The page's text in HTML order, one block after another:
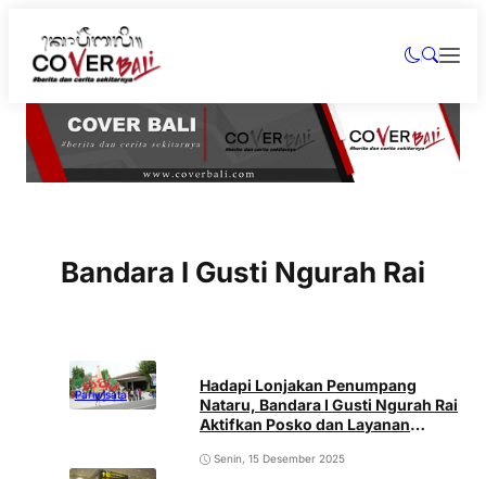
Bandara I Gusti Ngurah Rai
Pariwisata
Hadapi Lonjakan Penumpang
Nataru, Bandara I Gusti Ngurah Rai
Aktifkan Posko dan Layanan
Senin, 15 Desember 2025